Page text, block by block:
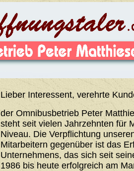
Lieber Interessent, verehrte
der Omnibusbetrieb Peter
steht seit vielen Jahrzehnten für
Niveau. Die Verpflichtung
Mitarbeitern gegenüber ist das
Unternehmens, das sich seit
1986 bis heute erfolgreich am